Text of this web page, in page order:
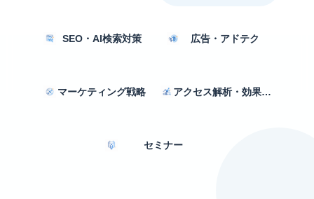
SEO・AI検索対策 広告・アドテク
マーケティング戦略 アクセス解析・効果測定
セミナー